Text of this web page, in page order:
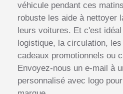
véhicule pendant ces
robuste les aide à nettoyer
leurs voitures. Et c'est
logistique, la circulation,
cadeaux promotionnels ou
Envoyez-nous un e-mail à
personnalisé avec logo